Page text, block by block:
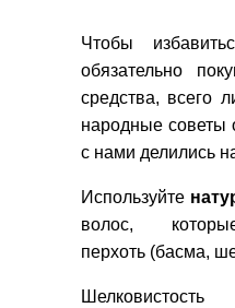
Чтобы
обязательно
средства, всего
народные советы
с нами делились
Используйте
волос,
перхоть (басма,